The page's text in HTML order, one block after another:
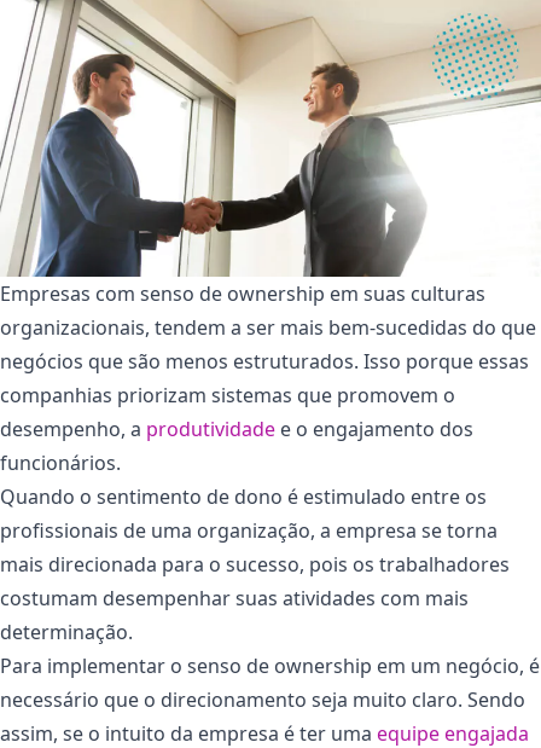
Empresas com senso de ownership em suas culturas
organizacionais, tendem a ser mais bem-sucedidas do que
negócios que são menos estruturados. Isso porque essas
companhias priorizam sistemas que promovem o
desempenho, a produtividade e o engajamento dos
funcionários.
Quando o sentimento de dono é estimulado entre os
profissionais de uma organização, a empresa se torna
mais direcionada para o sucesso, pois os trabalhadores
costumam desempenhar suas atividades com mais
determinação.
Para implementar o senso de ownership em um negócio, é
necessário que o direcionamento seja muito claro. Sendo
assim, se o intuito da empresa é ter uma equipe engajada